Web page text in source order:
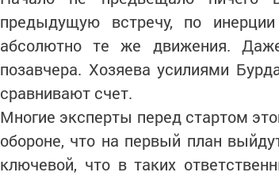
предыдущую встречу, по
абсолютно те же движения.
позавчера. Хозяева усилиями
сравнивают счет.
Многие эксперты перед стартом
обороне, что на первый план
ключевой, что в таких